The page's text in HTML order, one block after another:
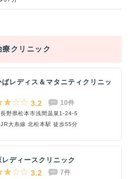
クリニック
ばレディス＆マタニティクリニッ
3.2 10件
長野県松本市浅間温泉1-24-5
JR大糸線 北松本駅 徒歩55分
レディースクリニック
3.2 7件